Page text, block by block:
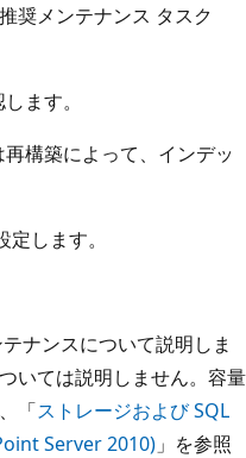
奨メンテナンス タスク
ます。
構築によって、インデッ
します。
ナンスについて説明しま
いては説明しません。容量
「ストレージおよび SQL
Server 2010) 」を参照